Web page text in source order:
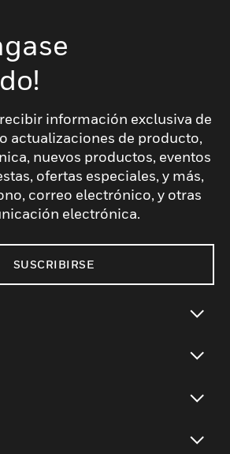
información exclusiva de
actualizaciones de producto,
nuevos productos, eventos
ofertas especiales, y más,
correo electrónico, y otras
electrónica.
SUSCRIBIRSE